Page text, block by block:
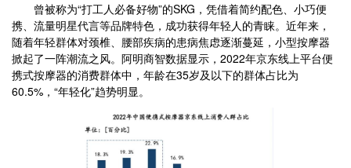
曾被称为“打工人必备好物”的SKG，凭借着简约配色、小巧便
携、流量明星代言等品牌特色，成功获得年轻人的青睐。近年来，
随着年轻群体对颈椎、腰部疾病的患病焦虑逐渐蔓延，小型按摩器
掀起了一阵潮流之风。阿明商智数据显示，2022年京东线上平台便
携式按摩器的消费群体中，年龄在35岁及以下的群体占比为
60.5%，“年轻化”趋势明显。